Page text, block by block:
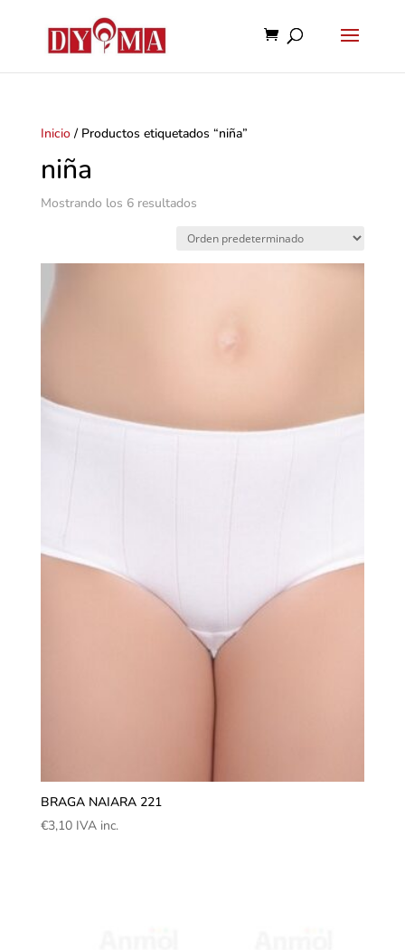
Inicio/ Productos etiquetados “niña”
niña
Mostrando los 6 resultados
BRAGA NAIARA 221
€3,10 IVA inc.